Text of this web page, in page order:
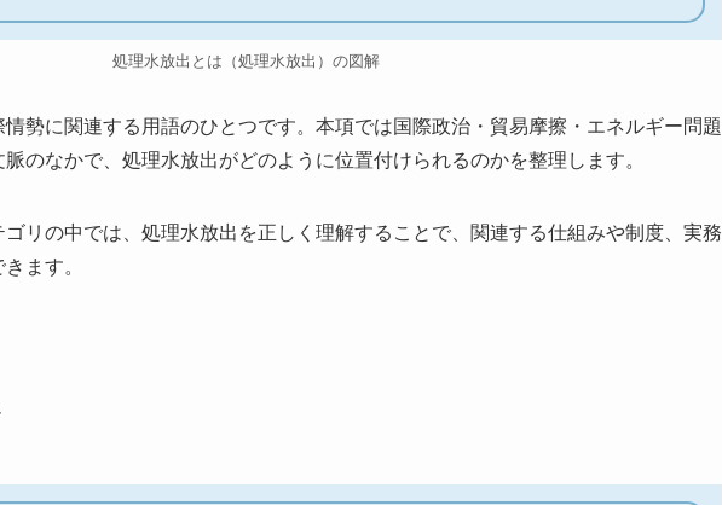
処理水放出とは（処理水放出）の図解
勢に関連する用語のひとつです。本項では国際政治・貿易摩擦・エネルギー問題
のなかで、処理水放出がどのように位置付けられるのかを整理します。
リの中では、処理水放出を正しく理解することで、関連する仕組みや制度、実務
ます。